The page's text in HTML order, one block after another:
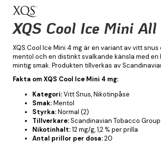
XQS Cool Ice Mini
XQS Cool Ice Mini 4 mg är en variant av vitt
mentol och en distinkt svalkande känsla med
mintig smak. Produkten tillverkas av
Fakta om XQS Cool Ice Mini 4 mg:
Kategori:Vitt Snus, Nikotinpåse
Smak:Mentol
Styrka:Normal (2)
Tillverkare:Scandinavian Tobacco Group
Nikotinhalt:12 mg/g, 1,2 % per prilla
Antal prillor per dosa:20